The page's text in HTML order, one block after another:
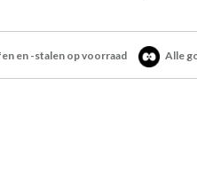
en -stalen op voorraad Alle